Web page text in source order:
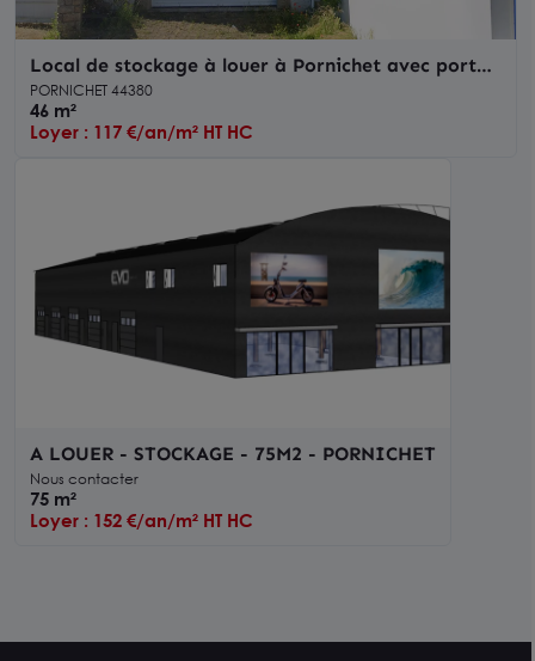
Local de stockage à louer à Pornichet avec porte
sectionnelle électrique
PORNICHET 44380
46 m²
Loyer : 117 €/an/m² HT HC
A LOUER - STOCKAGE - 75M2 - PORNICHET
Nous contacter
75 m²
Loyer : 152 €/an/m² HT HC